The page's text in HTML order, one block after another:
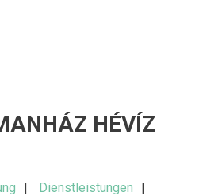
HÉVÍZ
Dienstleistungen